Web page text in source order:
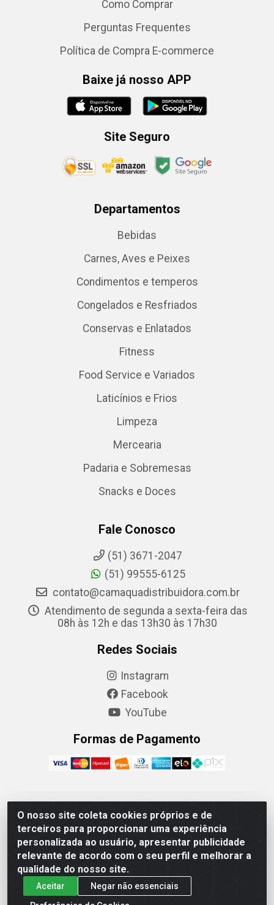
O nosso site coleta cookies próprios e de
terceiros para proporcionar uma experiência
personalizada ao usuário, apresentar publicidade
relevante de acordo com o seu perfil e melhorar a
qualidade do nosso site.
Aceitar
Negar não essenciais
Como Comprar
Perguntas Frequentes
Política de Compra E-commerce
Baixe já nosso APP
Site Seguro
Departamentos
Bebidas
Carnes, Aves e Peixes
Condimentos e temperos
Congelados e Resfriados
Conservas e Enlatados
Fitness
Food Service e Variados
Laticínios e Frios
Limpeza
Mercearia
Padaria e Sobremesas
Snacks e Doces
Fale Conosco
(51) 3671-2047
(51) 99555-6125
contato@camaquadistribuidora.com.br
Atendimento de segunda a sexta-feira das
08h às 12h e das 13h30 às 17h30
Redes Sociais
Instagram
Facebook
YouTube
Formas de Pagamento
Camaquã Distribuidora Ltda - Avenida Conego Luiz W
Hanquet, 1001 - Parque Residencial do Arroio Duro,
Camaquã/RS - CEP 96.789-102 - CNPJ
07.061.124/0001-26